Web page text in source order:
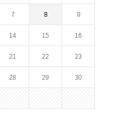
7 8 9
14 15 16
21 22 23
28 29 30